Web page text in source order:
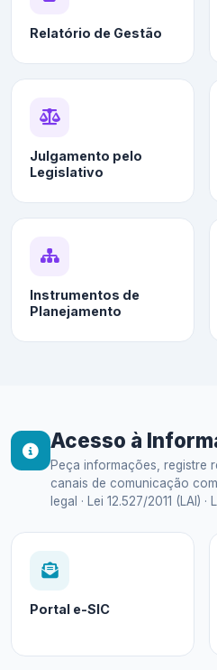
Relatório de Gestão
Julgamento pelo
Legislativo
Instrumentos de
Planejamento
Acesso à
Peça informações, registre
canais de comunicação
legal · Lei 12.527/2011 (LAI) ·
Portal e-SIC